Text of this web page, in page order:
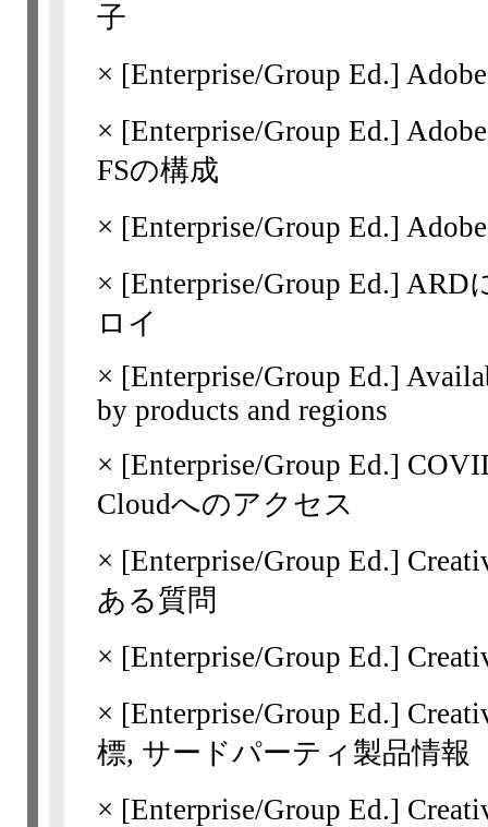
子
× [Enterprise/Group Ed.]
× [Enterprise/Group Ed.]
FSの構成
× [Enterprise/Group Ed.]
× [Enterprise/Group Ed.] ARD
ロイ
× [Enterprise/Group Ed.]
by products and regions
× [Enterprise/Group Ed.]
Cloudへのアクセス
× [Enterprise/Group Ed.]
ある質問
× [Enterprise/Group Ed.]
× [Enterprise/Group Ed.]
標, サードパーティ製品情報
× [Enterprise/Group Ed.]